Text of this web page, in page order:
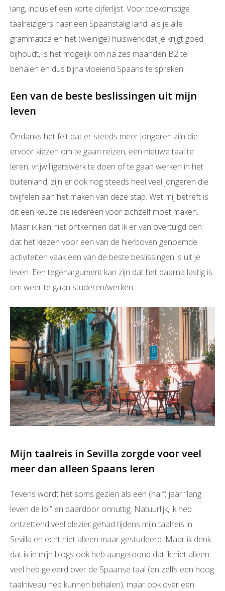
lang, inclusief een korte cijferlijst. Voor toekomstige
taalreizigers naar een Spaanstalig land: als je alle
grammatica en het (weinige) huiswerk dat je krijgt goed
bijhoudt, is het mogelijk om na zes maanden B2 te
behalen en dus bijna vloeiend Spaans te spreken.
Een van de beste beslissingen uit mijn
leven
Ondanks het feit dat er steeds meer jongeren zijn die
ervoor kiezen om te gaan reizen, een nieuwe taal te
leren, vrijwilligerswerk te doen of te gaan werken in het
buitenland, zijn er ook nog steeds heel veel jongeren die
twijfelen aan het maken van deze stap. Wat mij betreft is
dit een keuze die iedereen voor zichzelf moet maken.
Maar ik kan niet ontkennen dat ik er van overtuigd ben
dat het kiezen voor een van de hierboven genoemde
activiteiten vaak een van de beste beslissingen is uit je
leven. Een tegenargument kan zijn dat het daarna lastig is
om weer te gaan studeren/werken.
Mijn taalreis in Sevilla zorgde voor veel
meer dan alleen Spaans leren
Tevens wordt het soms gezien als een (half) jaar “lang
leven de lol” en daardoor onnuttig. Natuurlijk, ik heb
ontzettend veel plezier gehad tijdens mijn taalreis in
Sevilla en echt niet alleen maar gestudeerd. Maar ik denk
dat ik in mijn blogs ook heb aangetoond dat ik niet alleen
veel heb geleerd over de Spaanse taal (en zelfs een hoog
taalniveau heb kunnen behalen), maar ook over een